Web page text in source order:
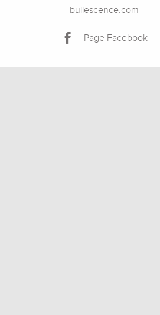
bullescence.com
Page Facebook